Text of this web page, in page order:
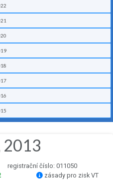
2013
registrační číslo: 011050
zásady pro zisk VT